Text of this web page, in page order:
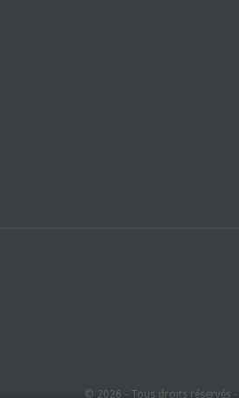
© 2026 - Tous droits réservés